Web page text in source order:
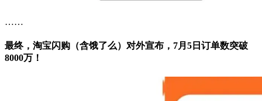
……
最终，淘宝闪购（含饿了么）对外宣布，7月5日订单数突破
8000万！